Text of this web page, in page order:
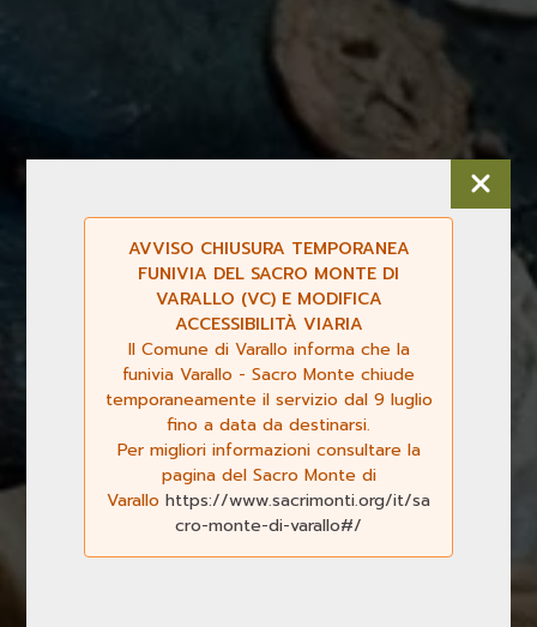
AVVISO CHIUSURA TEMPORANEA
FUNIVIA DEL SACRO MONTE DI
VARALLO (VC) E MODIFICA
ACCESSIBILITÀ VIARIA
Il Comune di Varallo informa che la
funivia Varallo - Sacro Monte chiude
temporaneamente il servizio dal 9 luglio
fino a data da destinarsi.
Per migliori informazioni consultare la
pagina del Sacro Monte di
Varallo https://www.sacrimonti.org/it/sa
cro-monte-di-varallo#/